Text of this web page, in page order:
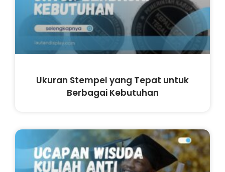
Ukuran Stempel yang Tepat untuk
Berbagai Kebutuhan